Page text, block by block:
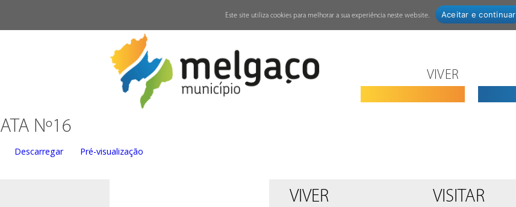
VIVER
ATA Nº16
Descarregar Pré-visualização
VIVER VISITAR
Este site utiliza cookies para melhorar a sua experiência neste website. Aceitar e continuar